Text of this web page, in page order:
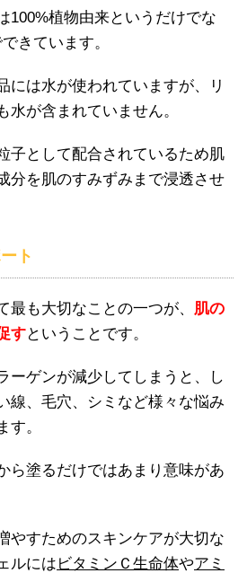
100%植物由来というだけでな
きています。
には水が使われていますが、リ
水が含まれていません。
子として配合されているため肌
分を肌のすみずみまで浸透させ
ト
最も大切なことの一つが、 肌の
すということです。
ーゲンが減少してしまうと、し
線、毛穴、シミなど様々な悩み
す。
ら塗るだけではあまり意味があ
やすためのスキンケアが大切な
ルには ビタミンＣ生命体やアミ